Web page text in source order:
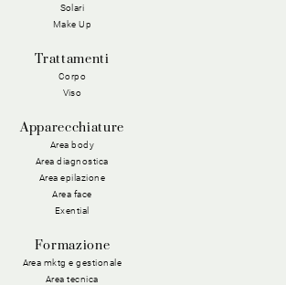
Solari
Make Up
Trattamenti
Corpo
Viso
Apparecchiature
Area body
Area diagnostica
Area epilazione
Area face
Exential
Formazione
Area mktg e gestionale
Area tecnica